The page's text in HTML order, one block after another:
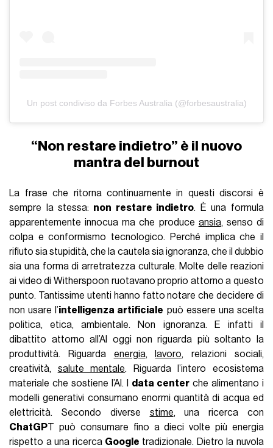
Un post condiviso da Forbes Australia (@forbesaustralia)
“Non restare indietro” è il nuovo
mantra del burnout
La frase che ritorna continuamente in questi discorsi è
sempre la stessa: non restare indietro. È una formula
apparentemente innocua ma che produce ansia, senso di
colpa e conformismo tecnologico. Perché implica che il
rifiuto sia stupidità, che la cautela sia ignoranza, che il dubbio
sia una forma di arretratezza culturale. Molte delle reazioni
ai video di Witherspoon ruotavano proprio attorno a questo
punto. Tantissime utenti hanno fatto notare che decidere di
non usare l’intelligenza artificiale può essere una scelta
politica, etica, ambientale. Non ignoranza. E infatti il
dibattito attorno all’AI oggi non riguarda più soltanto la
produttività. Riguarda energia, lavoro, relazioni sociali,
creatività, salute mentale. Riguarda l’intero ecosistema
materiale che sostiene l’AI. I data center che alimentano i
modelli generativi consumano enormi quantità di acqua ed
elettricità. Secondo diverse stime, una ricerca con
ChatGPT può consumare fino a dieci volte più energia
rispetto a una ricerca Google tradizionale. Dietro la nuvola